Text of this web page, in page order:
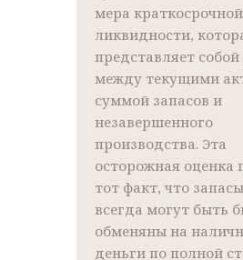
мера краткосрочной
ликвидности,
представляет
между текущими
суммой запасов и
незавершенного
производства. Эта
осторожная оценка
тот факт, что
всегда могут быть
обменяны на
деньги по полной